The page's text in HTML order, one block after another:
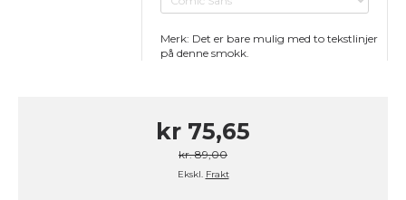
Merk: Det er bare mulig med to tekstlinjer
på denne smokk.
kr 75,65
kr. 89,00
Ekskl. Frakt